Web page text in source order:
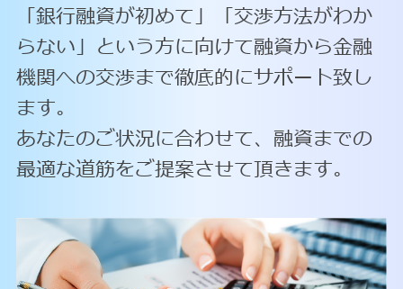
「銀行融資が初めて」「交渉方法がわか
らない」という方に向けて融資から金融
機関への交渉まで徹底的にサポート致し
ます。
あなたのご状況に合わせて、融資までの
最適な道筋をご提案させて頂きます。